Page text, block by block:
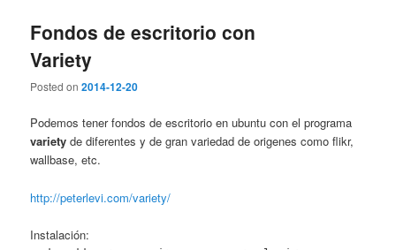
Fondos de escritorio con
Variety
Posted on2014-12-20
Podemos tener fondos de escritorio en ubuntu con el programa
variety de diferentes y de gran variedad de origenes como flikr,
wallbase, etc.
http://peterlevi.com/variety/
Instalación: